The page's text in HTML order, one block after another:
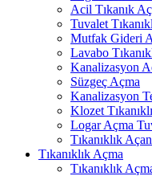
Acil Tıkanık
Tuvalet
Mutfak Gideri
Lavabo
Kanalizasyon
Süzgeç Açma
Kanalizasyon
Klozet
Logar Açma
Tıkanıklık
Tıkanıklık Açma
Tıkanıklık